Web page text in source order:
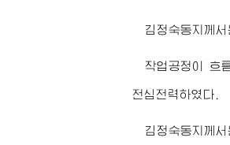
김정숙동지 께
작업공정이 흐
전심전력하였다.
김정숙동지 께